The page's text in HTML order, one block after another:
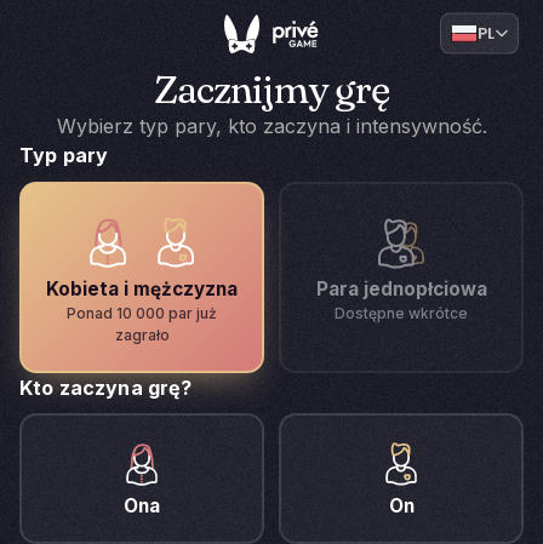
Zacznijmy grę
Wybierz typ pary, kto zaczyna i intensywność.
Typ pary
Kobieta i mężczyzna
Ponad 10 000 par już
zagrało
Para jednopłciowa
Dostępne wkrótce
Kto zaczyna grę?
Ona On
PL